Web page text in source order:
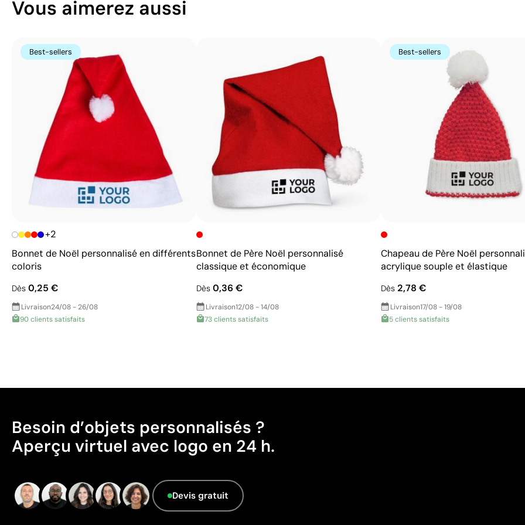
Possibilité d’impression avec couleurs Pantone®
exactes
Excellent rapport qualité-prix pour les grandes
Idéale pour logos simples sans détails fins
Vous aimerez aussi
Best-sellers
+2
Bonnet de Noël personnalisé en différents
coloris
Dès 0,25 €
Livraison24/08 - 26/08
90 clients satisfaits
Bonnet de Père Noël personnalisé
classique et économique
Dès0,36 €
Livraison12/08 - 14/08
73 clients satisfaits
Best-sellers
Chapeau de Père Noël
acrylique souple et élastique
Dès2,78 €
Livraison17/08 - 19/08
5 clients satisfaits
Besoin d’objets personnalisés ?
Aperçu virtuel avec logo en 24 h.
Devis gratuit